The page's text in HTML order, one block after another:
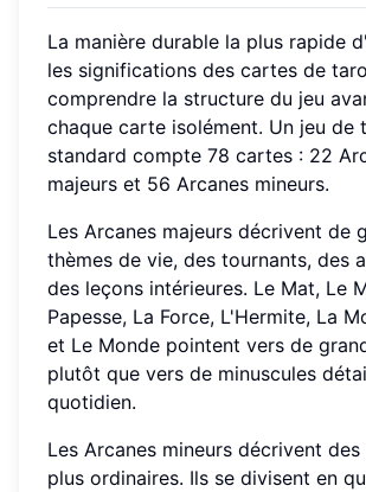
La manière durable la plus rapide
les significations des cartes de
comprendre la structure du jeu
chaque carte isolément. Un jeu de
standard compte 78 cartes : 22
majeurs et 56 Arcanes mineurs.
Les Arcanes majeurs décrivent de
thèmes de vie, des tournants, des
des leçons intérieures. Le Mat, Le
Papesse, La Force, L'Hermite, La
et Le Monde pointent vers de
plutôt que vers de minuscules
quotidien.
Les Arcanes mineurs décrivent
plus ordinaires. Ils se divisent en